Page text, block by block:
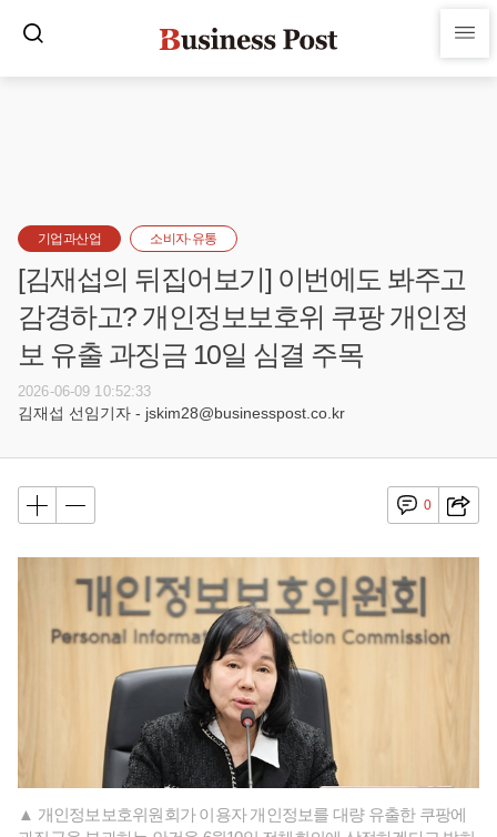
기업과산업 소비자·유통
[김재섭의 뒤집어보기] 이번에도 봐주고
감경하고? 개인정보보호위 쿠팡 개인정
보 유출 과징금 10일 심결 주목
2026-06-09 10:52:33
김재섭 선임기자 - jskim28@businesspost.co.kr
0
▲ 개인정보보호위원회가 이용자 개인정보를 대량 유출한 쿠팡에